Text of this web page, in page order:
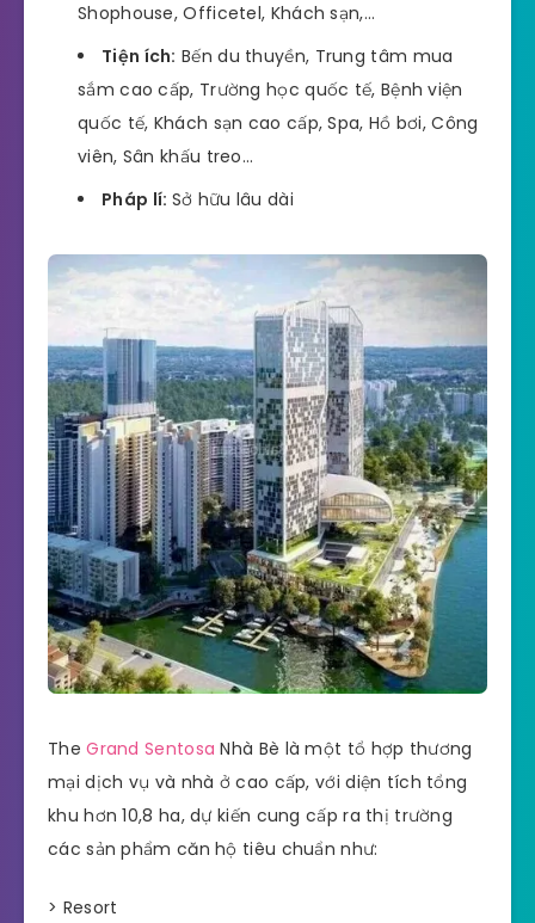
Shophouse, Officetel, Khách sạn,…
Tiện ích: Bến du thuyền, Trung tâm mua
sắm cao cấp, Trường học quốc tế, Bệnh viện
quốc tế, Khách sạn cao cấp, Spa, Hồ bơi, Công
viên, Sân khấu treo…
Pháp lí: Sở hữu lâu dài
TheGrand Sentosa Nhà Bè là một tổ hợp thương
mại dịch vụ và nhà ở cao cấp, với diện tích tổng
khu hơn 10,8 ha, dự kiến cung cấp ra thị trường
các sản phẩm căn hộ tiêu chuẩn như:
> Resort